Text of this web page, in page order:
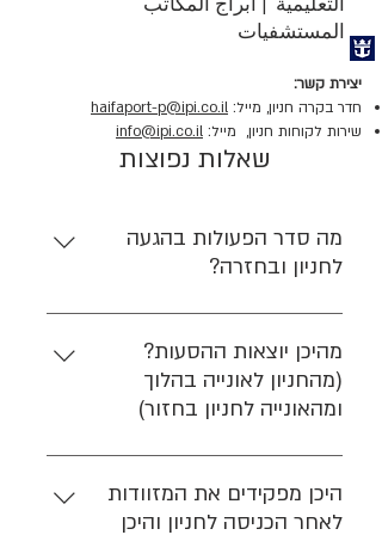
التعليمية | ابراج المكاتب
المستشفيات
שאלות נפוצות
מה סדר הפעולות בהגעה
לחניון ובחזרה?
בהלוך - כניסה לחניון וחניה > הגעה לאוהל
מסירת מזוודות (האוהל מצוי בחניון) > עלייה
על הסעה שתיקח אתכם לטרמינל הנוסעים
בו תבצעו ביקורת גבולות > עלייה לאונייה.
ואיסוף מזוודות (באזור טרמינל הנוסעים) >
עלייה על ההסעה עם המזוודה ונסיעה חזרה
לחניון > הגעה לרכב > יציאה מהחניון.
מהיכן יוצאות ההסעות?
(מהחניון לאונייה בהלוך
ומהאונייה לחניון בחזור)
בהלוך - ההסעות יוצאות מאוהל מסירת
המזוודות המצוי בחניון. בחזור - לאחר
ביקורת הגבולות, ההסעות לוקחות את
היכן מפקידים את המזוודות
לאחר הכניסה לחניון והיכן
יצירת קשר:
חדר בקרה חניון, מייל: haifaport-p@ipi.co.il
שירות לקוחות חניון, מייל: info@ipi.co.il